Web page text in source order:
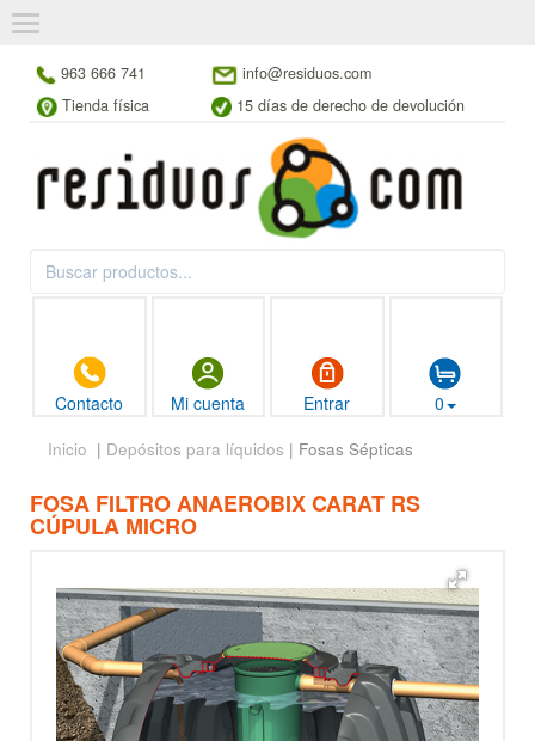
963 666 741
info@residuos.com
Tienda física
15 días de derecho de devolución
Contacto Mi cuenta Entrar 0
Inicio | Depósitos para líquidos | Fosas Sépticas
FOSA FILTRO ANAEROBIX CARAT RS
CÚPULA MICRO